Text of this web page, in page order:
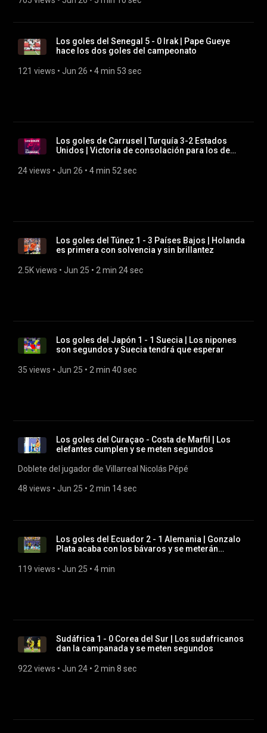
Los goles del Senegal 5 - 0 Irak | Pape Gueye
hace los dos goles del campeonato
121 views • Jun 26 • 4 min 53 sec
Los goles de Carrusel | Turquía 3-2 Estados
Unidos | Victoria de consolación para los de
24 views • Jun 26 • 4 min 52 sec
Los goles del Túnez 1 - 3 Países Bajos | Holanda
es primera con solvencia y sin brillantez
2.5K views • Jun 25 • 2 min 24 sec
Los goles del Japón 1 - 1 Suecia | Los nipones
son segundos y Suecia tendrá que esperar
35 views • Jun 25 • 2 min 40 sec
Los goles del Curaçao - Costa de Marfil | Los
elefantes cumplen y se meten segundos
Doblete del jugador dle Villarreal Nicolás Pépé
48 views • Jun 25 • 2 min 14 sec
Los goles del Ecuador 2 - 1 Alemania | Gonzalo
Plata acaba con los bávaros y se meterán
119 views • Jun 25 • 4 min
Sudáfrica 1 - 0 Corea del Sur | Los sudafricanos
dan la campanada y se meten segundos
922 views • Jun 24 • 2 min 8 sec